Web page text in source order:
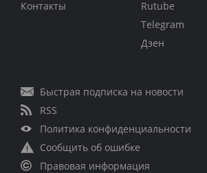
Контакты
Rutube
Telegram
Дзен
Быстрая подписка на новости
RSS
Политика конфиденциальности
Сообщить об ошибке
Правовая информация